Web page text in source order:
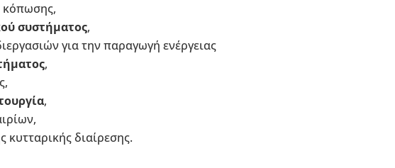
κόπωσης,
συστήματος,
για την παραγωγή ενέργειας
,
,
κυτταρικής διαίρεσης.